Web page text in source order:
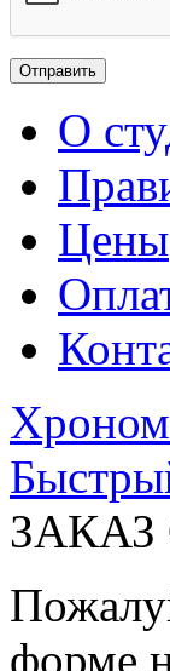
О
Цены
форме